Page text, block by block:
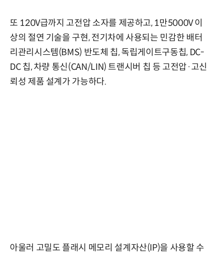
또 120V급까지 고전압 소자를 제공하고, 1만5000V 이
상의 절연 기술을 구현, 전기차에 사용되는 민감한 배터
리관리시스템(BMS) 반도체 칩, 독립게이트구동칩, DC-
DC 칩, 차량 통신(CAN/LIN) 트랜시버 칩 등 고전압·고신
뢰성 제품 설계가 가능하다.
아울러 고밀도 플래시 메모리 설계자산(IP)을 사용할 수